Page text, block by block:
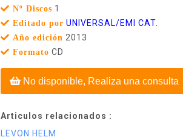
Nº Discos 1
Editado por UNIVERSAL/EMI CAT.
Año edición 2013
Formato CD
No disponible, Realiza una consulta
Articulos relacionados :
LEVON HELM